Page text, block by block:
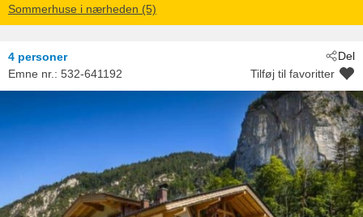
Sommerhuse i nærheden (5)
Del
4 personer
Emne nr.: 532-641192 Tilføj til favoritter